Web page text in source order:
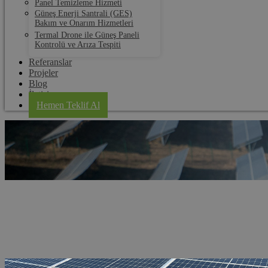
Panel Temizleme Hizmeti
Güneş Enerji Santrali (GES)
Bakım ve Onarım Hizmetleri
Termal Drone ile Güneş Paneli
Kontrolü ve Arıza Tespiti
Referanslar
Projeler
Blog
İletişim
Hemen Teklif Al